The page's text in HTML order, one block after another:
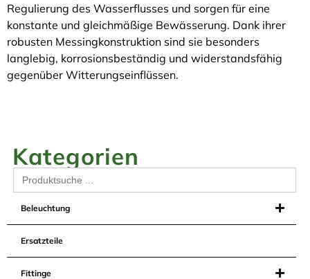
Regulierung des Wasserflusses und sorgen für eine
konstante und gleichmäßige Bewässerung. Dank ihrer
robusten Messingkonstruktion sind sie besonders
langlebig, korrosionsbeständig und widerstandsfähig
gegenüber Witterungseinflüssen.
Kategorien
Search
for:
Beleuchtung
Ersatzteile
Fittinge